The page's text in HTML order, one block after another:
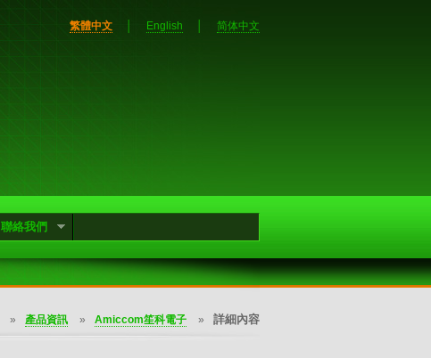
繁體中文 English 简体中文
聯絡我們
» 產品資訊 » Amiccom笙科電子 » 詳細內容